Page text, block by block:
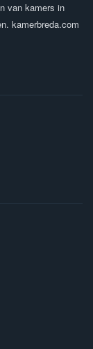
van kamers in
kamerbreda.com